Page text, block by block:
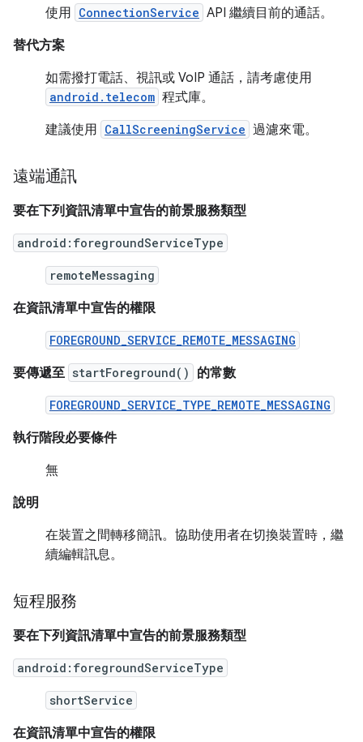
使用 ConnectionService API 繼續目前的通話。
替代方案
如需撥打電話、視訊或 VoIP 通話，請考慮使用
android.telecom 程式庫。
建議使用 CallScreeningService 過濾來電。
遠端通訊
要在下列資訊清單中宣告的前景服務類型
android:foregroundServiceType
remoteMessaging
在資訊清單中宣告的權限
FOREGROUND_SERVICE_REMOTE_MESSAGING
要傳遞至 startForeground() 的常數
FOREGROUND_SERVICE_TYPE_REMOTE_MESSAGING
執行階段必要條件
無
說明
在裝置之間轉移簡訊。協助使用者在切換裝置時，繼
續編輯訊息。
短程服務
要在下列資訊清單中宣告的前景服務類型
android:foregroundServiceType
shortService
在資訊清單中宣告的權限